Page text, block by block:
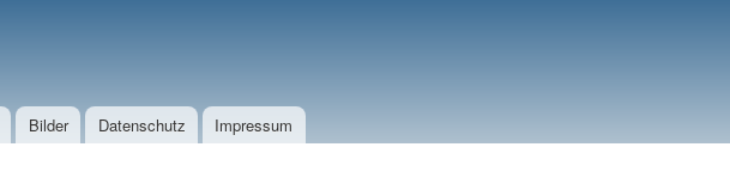
Bilder Datenschutz Impressum